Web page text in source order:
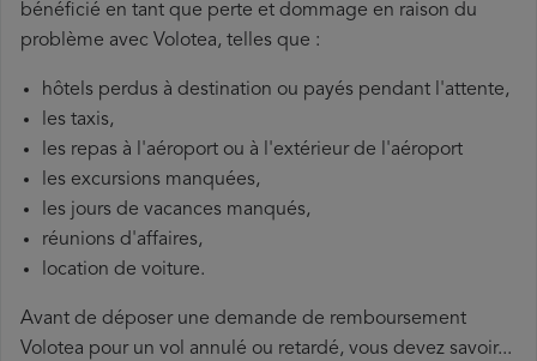
bénéficié en tant que perte et dommage en raison du
problème avec Volotea, telles que :
hôtels perdus à destination ou payés pendant l'attente,
les taxis,
les repas à l'aéroport ou à l'extérieur de l'aéroport
les excursions manquées,
les jours de vacances manqués,
réunions d'affaires,
location de voiture.
Avant de déposer une demande de remboursement
Volotea pour un vol annulé ou retardé, vous devez savoir...